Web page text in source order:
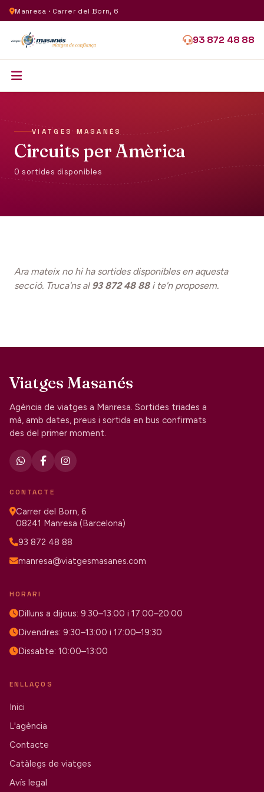
Manresa · Carrer del Born, 6
93 872 48 88
VIATGES MASANÉS
Circuits per Amèrica
0 sortides disponibles
Ara mateix no hi ha sortides disponibles en aquesta
secció. Truca'ns al 93 872 48 88i te'n proposem.
Viatges Masanés
Agència de viatges a Manresa. Sortides triades a
mà, amb dates, preus i sortida en bus confirmats
des del primer moment.
CONTACTE
Carrer del Born, 6
08241 Manresa (Barcelona)
93 872 48 88
manresa@viatgesmasanes.com
HORARI
Dilluns a dijous: 9:30–13:00 i 17:00–20:00
Divendres: 9:30–13:00 i 17:00–19:30
Dissabte: 10:00–13:00
ENLLAÇOS
Inici
L'agència
Contacte
Catàlegs de viatges
Avís legal